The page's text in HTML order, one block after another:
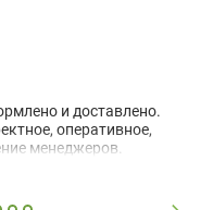
и доставлено.
оперативное,
менеджеров.